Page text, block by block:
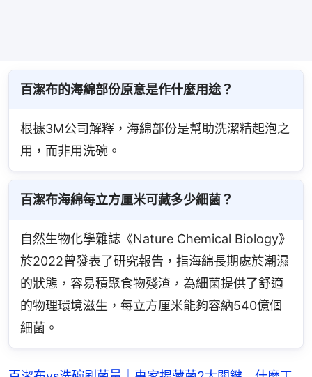
百潔布的海綿部份原意是作什麼用途？
根據3M公司解釋，海綿部份是幫助洗潔精起泡之
用，而非用洗碗。
百潔布海綿每立方厘米可藏多少細菌？
自然生物化學雜誌《Nature Chemical Biology》
於2022曾發表了研究報告，指海綿長期處於潮濕
的狀態，容易積聚食物殘渣，為細菌提供了舒適
的物理環境滋生，每立方厘米能夠容納540億個
細菌。